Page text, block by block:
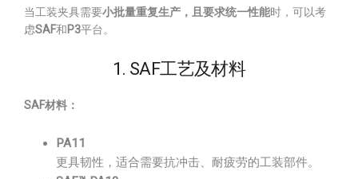
当工装夹具需要小批量重复生产，且要求统一性能时，可以考
虑SAF和P3平台。
1. SAF工艺及材料
SAF材料：
PA11
更具韧性，适合需要抗冲击、耐疲劳的工装部件。